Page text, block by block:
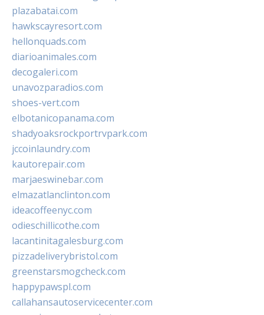
plazabatai.com
hawkscayresort.com
hellonquads.com
diarioanimales.com
decogaleri.com
unavozparadios.com
shoes-vert.com
elbotanicopanama.com
shadyoaksrockportrvpark.com
jccoinlaundry.com
kautorepair.com
marjaeswinebar.com
elmazatlanclinton.com
ideacoffeenyc.com
odieschillicothe.com
lacantinitagalesburg.com
pizzadeliverybristol.com
greenstarsmogcheck.com
happypawspl.com
callahansautoservicecenter.com